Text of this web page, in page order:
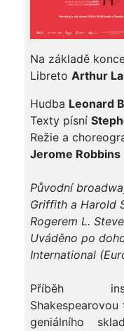
Na základě
Libreto Arthur
Hudba Leonard
Texty písní
Režie a
Jerome Robbins
Původní
Griffith a Harold
Rogerem L.
Uváděno po
International
Příběh
Shakespearovou
geniálního